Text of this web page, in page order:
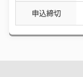
申込締切